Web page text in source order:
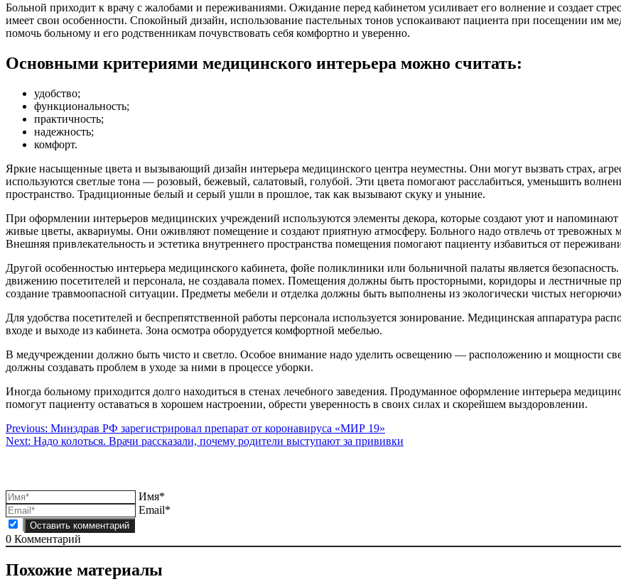
Больной приходит к врачу с жалобами и переживаниями. Ожидание перед кабинетом усиливает его волнение и создает
имеет свои особенности. Спокойный дизайн, использование пастельных тонов успокаивают пациента при посещении им
помочь больному и его родственникам почувствовать себя комфортно и уверенно.
Основными критериями медицинского интерьера можно считать:
удобство;
функциональность;
практичность;
надежность;
комфорт.
Яркие насыщенные цвета и вызывающий дизайн интерьера медицинского центра неуместны. Они могут вызвать страх,
используются светлые тона — розовый, бежевый, салатовый, голубой. Эти цвета помогают расслабиться, уменьшить
пространство. Традиционные белый и серый ушли в прошлое, так как вызывают скуку и уныние.
При оформлении интерьеров медицинских учреждений используются элементы декора, которые создают уют и
живые цветы, аквариумы. Они оживляют помещение и создают приятную атмосферу. Больного надо отвлечь от тревожных
Внешняя привлекательность и эстетика внутреннего пространства помещения помогают пациенту избавиться от
Другой особенностью интерьера медицинского кабинета, фойе поликлиники или больничной палаты является
движению посетителей и персонала, не создавала помех. Помещения должны быть просторными, коридоры и лестничные
создание травмоопасной ситуации. Предметы мебели и отделка должны быть выполнены из экологически чистых негорючих
Для удобства посетителей и беспрепятственной работы персонала используется зонирование. Медицинская аппаратура
входе и выходе из кабинета. Зона осмотра оборудуется комфортной мебелью.
В медучреждении должно быть чисто и светло. Особое внимание надо уделить освещению — расположению и мощности
должны создавать проблем в уходе за ними в процессе уборки.
Иногда больному приходится долго находиться в стенах лечебного заведения. Продуманное оформление интерьера
помогут пациенту оставаться в хорошем настроении, обрести уверенность в своих силах и скорейшем выздоровлении.
Навигация
по
Previous: Минздрав РФ зарегистрировал препарат от коронавируса «МИР 19»
Next: Надо колоться. Врачи рассказали, почему родители выступают за прививки
Имя*
Email*
0 Комментарий
Похожие материалы